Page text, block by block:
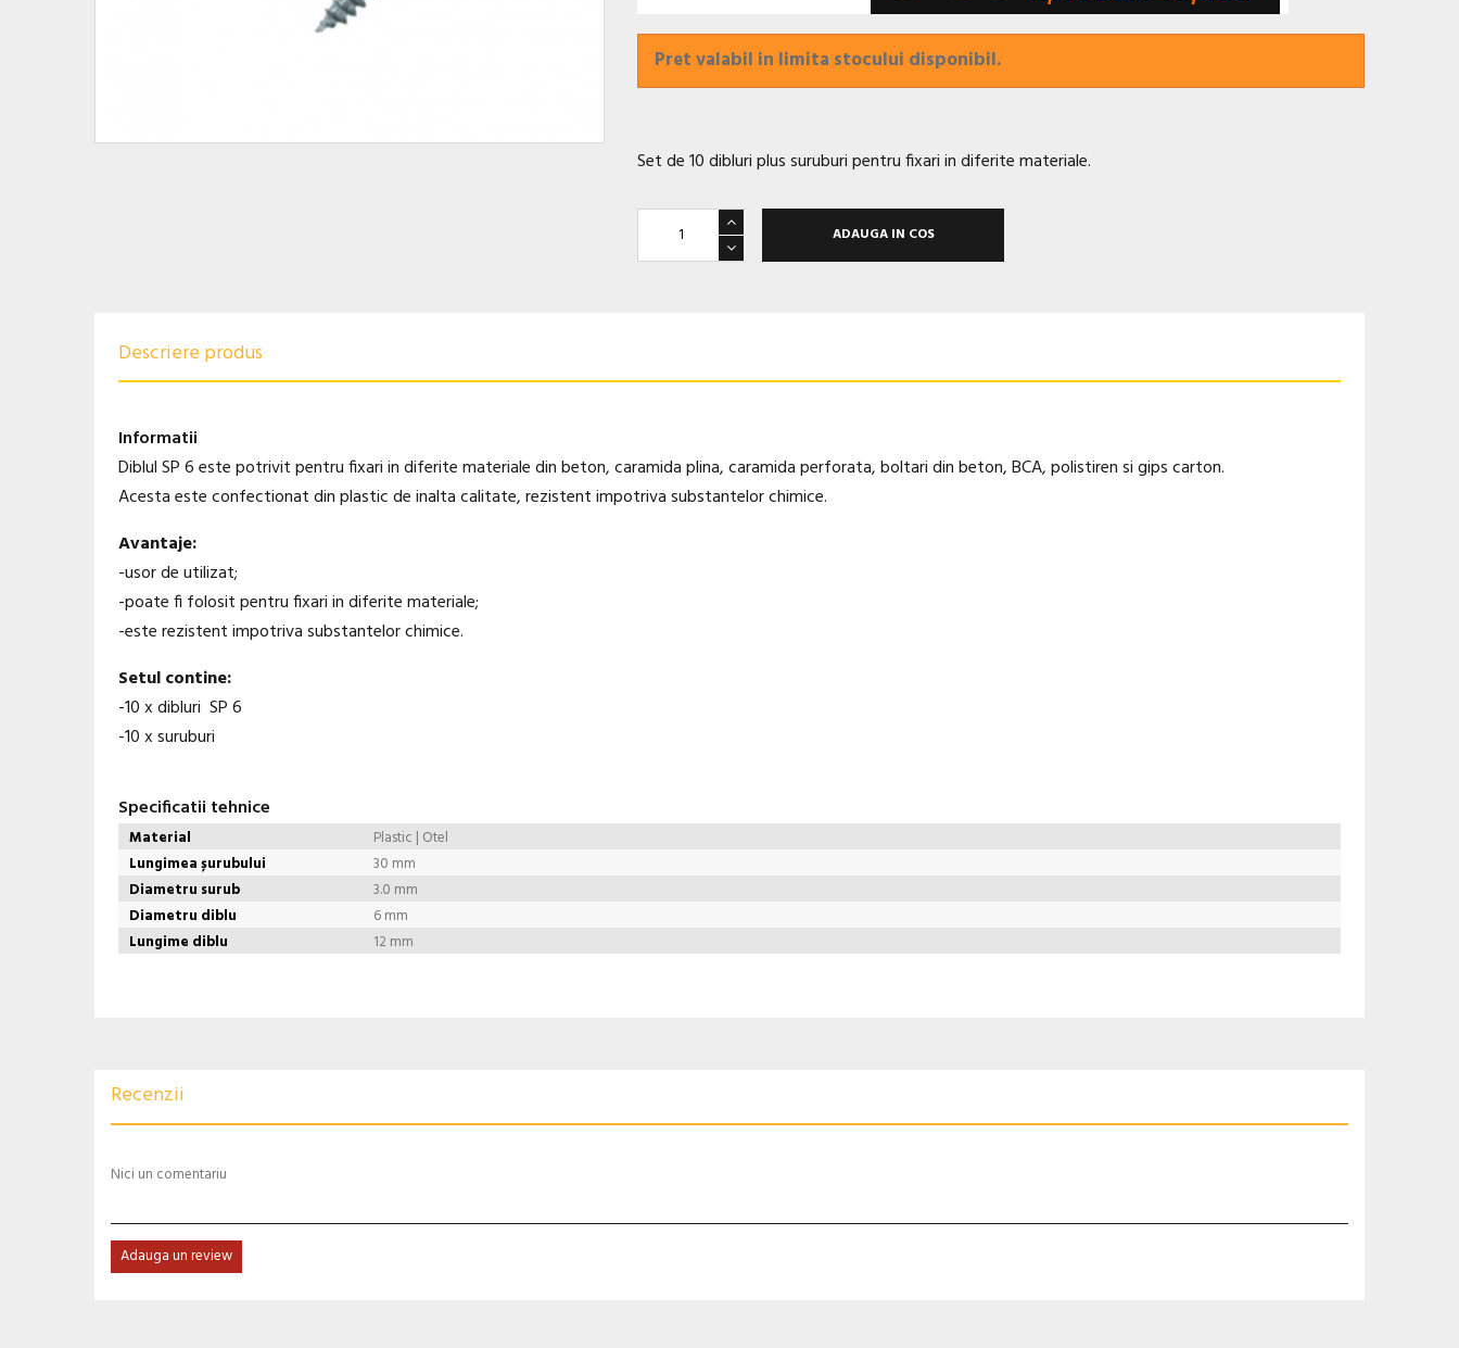
Pret valabil in limita stocului disponibil.
Set de 10 dibluri plus suruburipentru fixari in diferite materiale.
ADAUGA IN COS
Descriere produs
Informatii
Diblul SP 6este potrivit pentru fixari in diferite materiale din beton, caramida plina, caramida perforata, boltari din beton, BCA, polistiren si gips carton.
Acesta este confectionat din plastic de inalta calitate, rezistent impotriva substantelor chimice.
Avantaje:
-usor de utilizat;
-poate fi folosit pentru fixari in diferite materiale;
-este rezistent impotriva substantelor chimice.
Setul contine:
-10 x dibluri SP 6
-10 x suruburi
Specificatii tehnice
Material
Plastic | Otel
Lungimea șurubului
30 mm
Diametru surub
3.0 mm
Diametru diblu
6 mm
Lungime diblu
12 mm
Recenzii
Nici un comentariu
Adauga un review